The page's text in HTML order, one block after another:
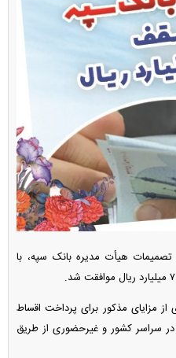
تصمیمات هیأت مدیره بانک سپه، با
از مزایای مذکور برای پرداخت اقساط
سراسر کشور و غیرحضوری از طریق